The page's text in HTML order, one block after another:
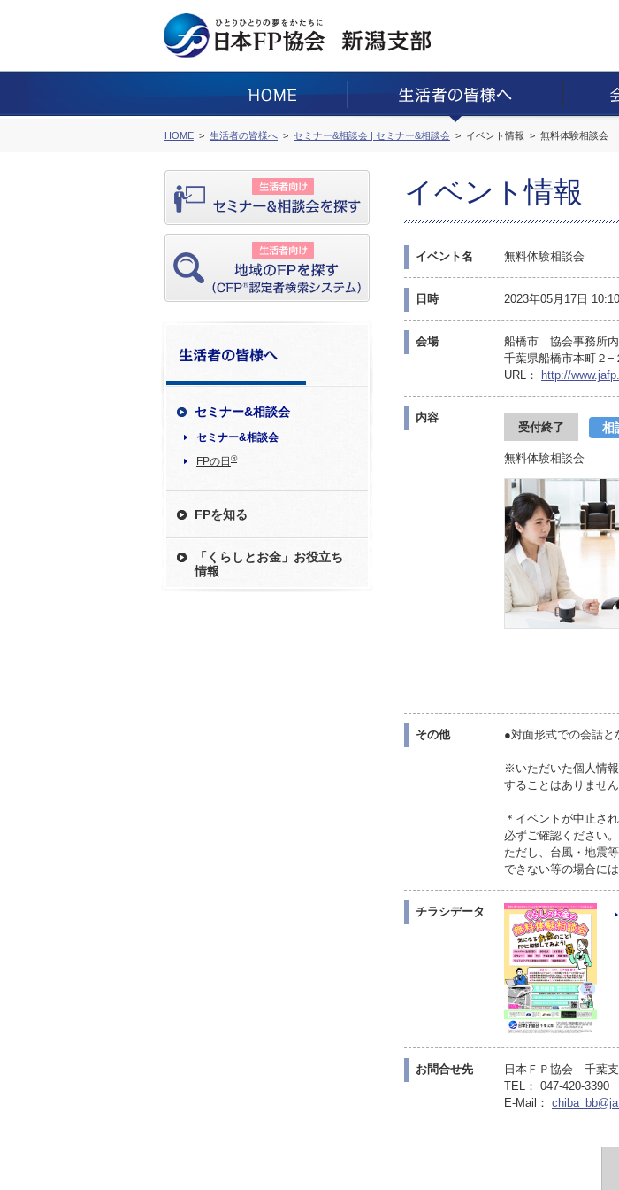
HOME 生活者の皆様へ セミナー&相談会 | セミナー&相談会 イベント情報 無料体験相談会
セミナー&相談会
セミナー&相談会
FPの日 ®
FPを知る
「くらしとお金」お役立ち
情報
イベント情報
イベント名 無料体験相談会
日時 2023年05月17日
会場
船橋市 協会事務所内
千葉県船橋市本町２
URL：
http://
内容
受付終了 相
無料体験相談会
その他 ●対面形式での会話と
※いただいた個人情
することはありません
＊イベントが中止さ
必ずご確認ください。
ただし、台風・地震
できない等の場合に
チラシデータ
お問合せ先
日本ＦＰ協会 千葉
TEL： 047-420-3390
E-Mail：